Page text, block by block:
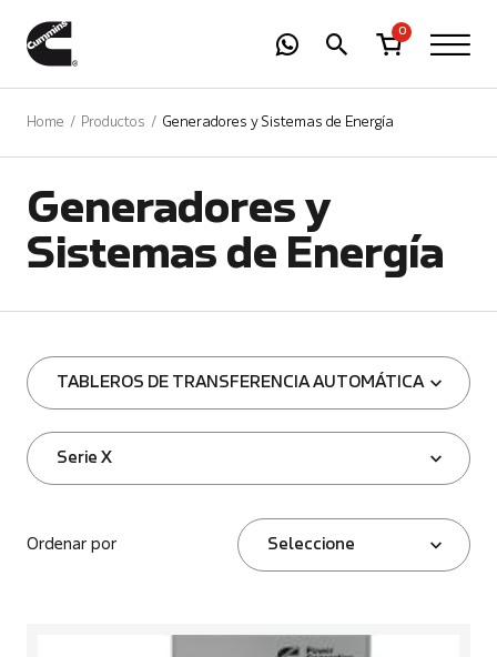
0
Home Productos Generadores y Sistemas de Energía
Generadores y
Sistemas de Energía
TABLEROS DE TRANSFERENCIA AUTOMÁTICA
Serie X
Ordenar por Seleccione